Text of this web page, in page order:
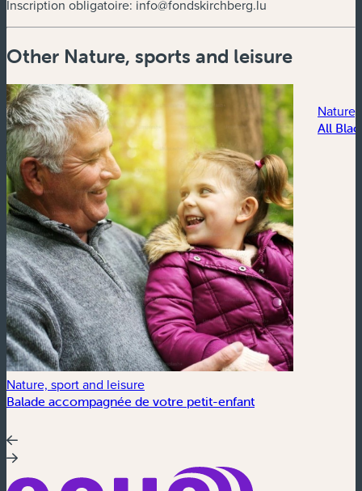
Inscription obligatoire: info@fondskirchberg.lu
Other Nature, sports and leisure
Nature, sport and leisure
Balade accompagnée de votre petit-enfant
All